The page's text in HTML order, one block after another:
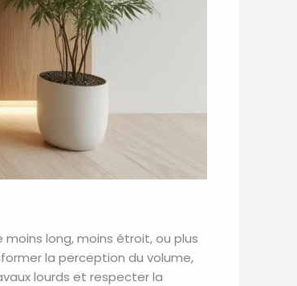
moins long, moins étroit, ou plus
la perception du volume,
lourds et respecter la